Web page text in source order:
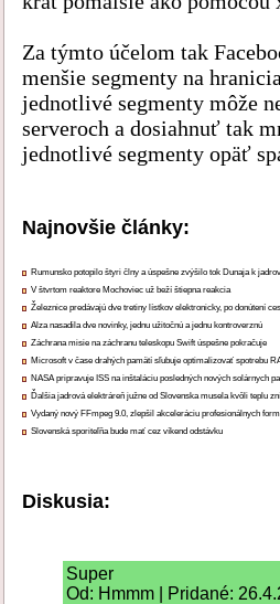
Za týmto účelom tak
menšie segmenty na
jednotlivé segmenty môže
serveroch a dosiahnuť tak
jednotlivé segmenty opäť
Najnovšie články:
Rumunsko potopilo štyri člny a úspešne zvýšilo tok Dunaja k
V štvrtom reaktore Mochoviec už beží štiepna reakcia
Železnice predávajú dve tretiny lístkov elektronicky, po donútení
Alza nasadila dve novinky, jednu užitočnú a jednu kontroverznú
Záchrana misie na záchranu teleskopu Swift úspešne pokračuje
Microsoft v čase drahých pamätí sľubuje optimalizovať spotrebu
NASA pripravuje ISS na inštaláciu posledných nových solárnych
Ďalšia jadrová elektráreň južne od Slovenska musela kvôli teplu
Vydaný nový FFmpeg 9.0, zlepšil akceleráciu profesionálnych
Slovenská sporiteľňa bude mať cez víkend odstávku
Diskusia:
Super
Od: Hmmm | Pridané: